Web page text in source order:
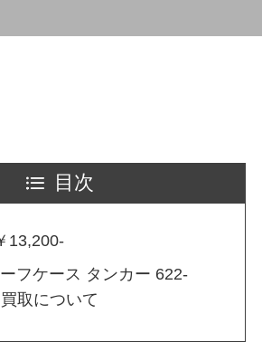
目次
13,200-
フケース タンカー 622-
取について